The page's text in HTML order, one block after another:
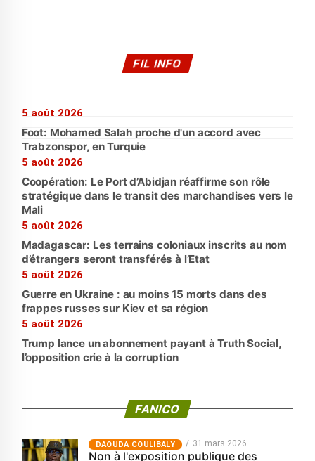
FIL INFO
5 août 2026
Foot: Mohamed Salah proche d'un accord avec
Trabzonspor, en Turquie
5 août 2026
Coopération: Le Port d’Abidjan réaffirme son rôle
stratégique dans le transit des marchandises vers le
Mali
5 août 2026
Madagascar: Les terrains coloniaux inscrits au nom
d’étrangers seront transférés à l’Etat
5 août 2026
Guerre en Ukraine : au moins 15 morts dans des
frappes russes sur Kiev et sa région
5 août 2026
Trump lance un abonnement payant à Truth Social,
l’opposition crie à la corruption
FANICO
‎DAOUDA COULIBALY 31 mars 2026
Non à l'exposition publique des